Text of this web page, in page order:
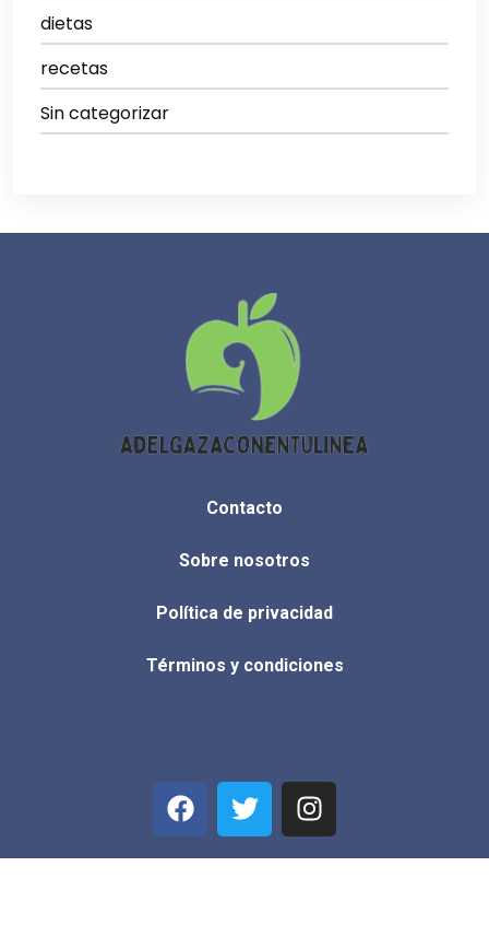
dietas
recetas
Sin categorizar
Contacto
Sobre nosotros
Política de privacidad
Términos y condiciones